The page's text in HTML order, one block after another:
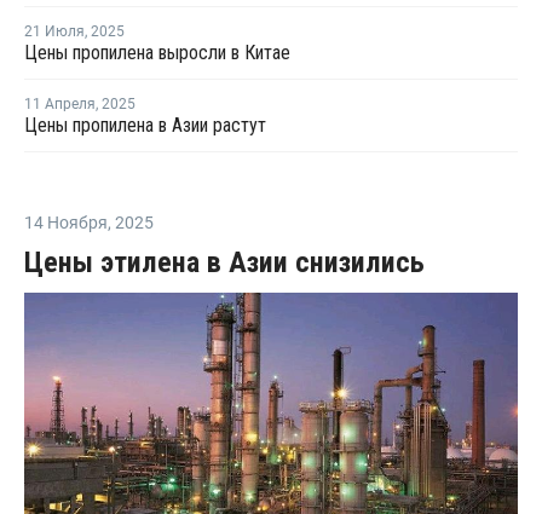
21 Июля, 2025
Цены пропилена выросли в Китае
11 Апреля, 2025
Цены пропилена в Азии растут
14 Ноября, 2025
Цены этилена в Азии снизились